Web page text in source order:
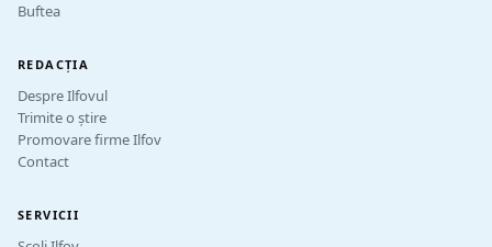
Buftea
REDACȚIA
Despre Ilfovul
Trimite o știre
Promovare firme Ilfov
Contact
SERVICII